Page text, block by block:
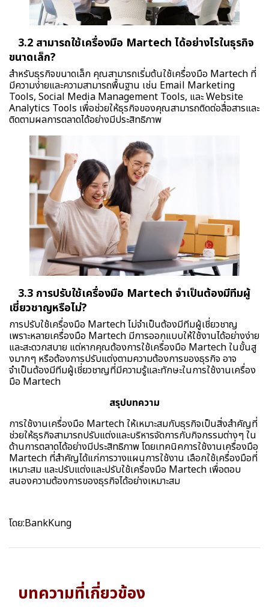
3.2 สามารถใช้เครื่องมือ Martech ได้อย่างไรในธุรกิจ
ขนาดเล็ก?
สำหรับธุรกิจขนาดเล็ก คุณสามารถเริ่มต้นใช้เครื่องมือ Martech ที่
มีความง่ายและความสามารถพื้นฐาน เช่น Email Marketing
Tools, Social Media Management Tools, และ Website
Analytics Tools เพื่อช่วยให้ธุรกิจของคุณสามารถติดต่อสื่อสารและ
ติดตามผลการตลาดได้อย่างมีประสิทธิภาพ
3.3 การปรับใช้เครื่องมือ Martech จำเป็นต้องมีทีมผู้
เชี่ยวชาญหรือไม่?
การปรับใช้เครื่องมือ Martech ไม่จำเป็นต้องมีทีมผู้เชี่ยวชาญ
เพราะหลายเครื่องมือ Martech มีการออกแบบให้ใช้งานได้อย่างง่าย
และสะดวกสบาย แต่หากคุณต้องการใช้เครื่องมือ Martech ในขั้นสู
งมากๆ หรือต้องการปรับแต่งตามความต้องการของธุรกิจ อาจ
จำเป็นต้องมีทีมผู้เชี่ยวชาญที่มีความรู้และทักษะในการใช้งานเครื่อง
มือ Martech
สรุปบทความ
การใช้งานเครื่องมือ Martech ให้เหมาะสมกับธุรกิจเป็นสิ่งสำคัญที่
ช่วยให้ธุรกิจสามารถปรับแต่งและบริหารจัดการกับกิจกรรมต่างๆ ใน
ด้านการตลาดได้อย่างมีประสิทธิภาพ โดยเทคนิคการใช้งานเครื่องมือ
Martech ที่สำคัญได้แก่การวางแผนการใช้งาน เลือกใช้เครื่องมือที่
เหมาะสม และปรับแต่งและปรับใช้เครื่องมือ Martech เพื่อตอบ
สนองความต้องการของธุรกิจได้อย่างเหมาะสม
โดย:BankKung
บทความที่เกี่ยวข้อง